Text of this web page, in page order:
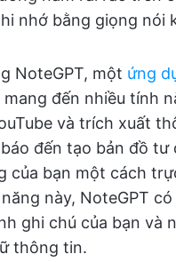
nhớ bằng giọng nói
NoteGPT, một ứng
mang đến nhiều tính
và trích xuất
đến tạo bản đồ tư
của bạn một cách
này, NoteGPT
ghi chú của bạn và
thông tin.